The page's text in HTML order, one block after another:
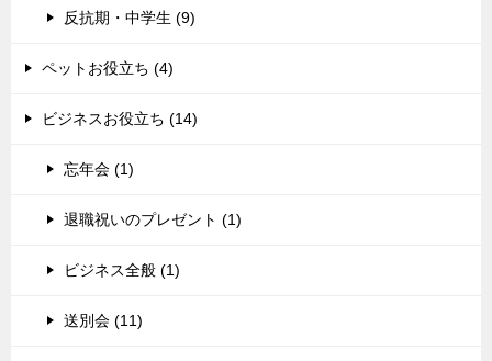
反抗期・中学生 (9)
ペットお役立ち (4)
ビジネスお役立ち (14)
忘年会 (1)
退職祝いのプレゼント (1)
ビジネス全般 (1)
送別会 (11)